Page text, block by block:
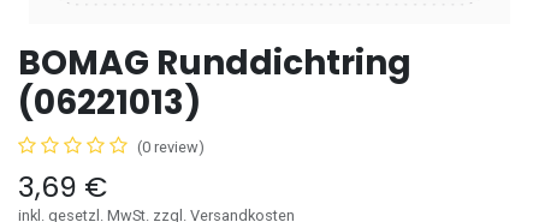
BOMAG Runddichtring
(06221013)
(0 review)
3,69 €
inkl. gesetzl. MwSt. zzgl. Versandkosten